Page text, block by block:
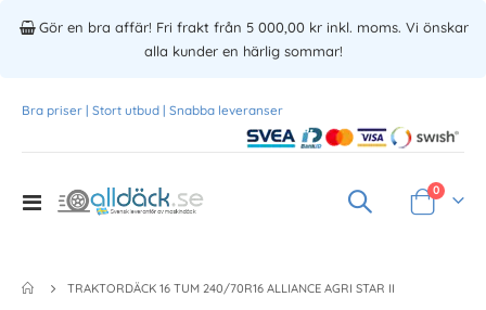
Gör en bra affär! Fri frakt från 5 000,00 kr inkl. moms. Vi önskar
alla kunder en härlig sommar!
Bra priser | Stort utbud | Snabba leveranser
Toggle
Varukorg
0
TRAKTORDÄCK 16 TUM 240/70R16 ALLIANCE AGRI STAR II